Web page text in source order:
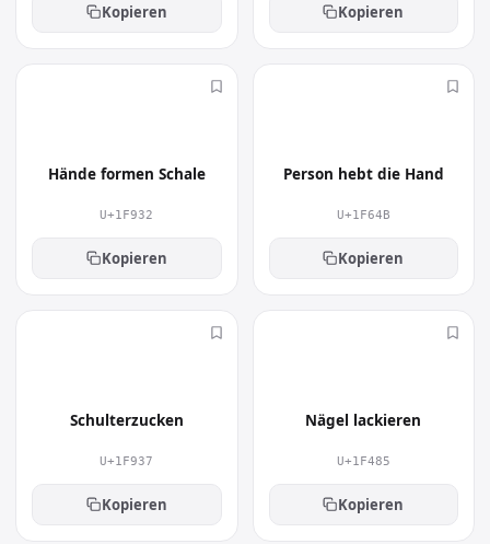
Kopieren Kopieren
Hände formen Schale
U+1F932
Kopieren
Person hebt die Hand
U+1F64B
Kopieren
Schulterzucken
U+1F937
Kopieren
Nägel lackieren
U+1F485
Kopieren